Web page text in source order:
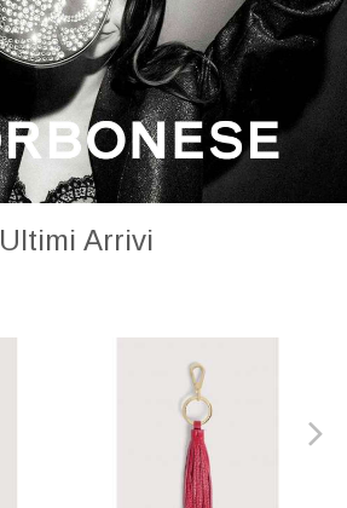
Ultimi Arrivi